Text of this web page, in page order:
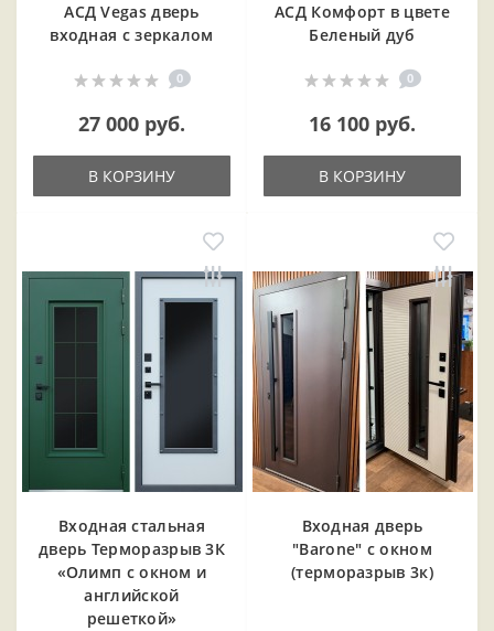
АСД Vegas дверь
входная с зеркалом
0
27 000 руб.
В КОРЗИНУ
АСД Комфорт в цвете
Беленый дуб
0
16 100 руб.
В КОРЗИНУ
Входная cтальная
дверь Терморазрыв 3К
«Олимп с окном и
английской
решеткой»
Входная дверь
"Barone" с окном
(терморазрыв 3к)